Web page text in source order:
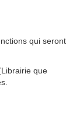
qui seront
que